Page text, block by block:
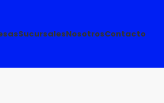
SucursalesNosotrosContacto